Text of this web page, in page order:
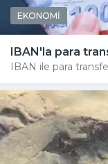
EKONOMİ
IBAN'la para
IBAN ile para